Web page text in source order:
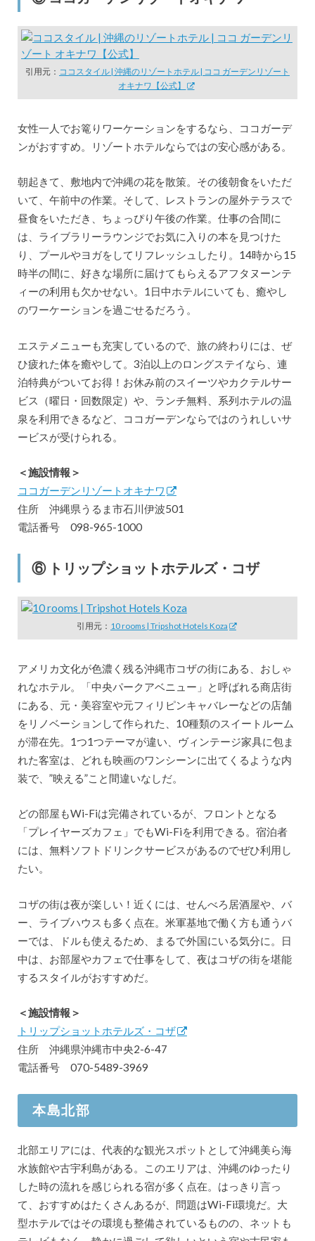
引用元： ココスタイル | 沖縄のリゾートホテル | ココ ガーデンリゾート
オキナワ【公式】
女性一人でお篭りワーケーションをするなら、ココガーデ
ンがおすすめ。リゾートホテルならではの安心感がある。
朝起きて、敷地内で沖縄の花を散策。その後朝食をいただ
いて、午前中の作業。そして、レストランの屋外テラスで
昼食をいただき、ちょっぴり午後の作業。仕事の合間に
は、ライブラリーラウンジでお気に入りの本を見つけた
り、プールやヨガをしてリフレッシュしたり。14時から15
時半の間に、好きな場所に届けてもらえるアフタヌーンテ
ィーの利用も欠かせない。1日中ホテルにいても、癒やし
のワーケーションを過ごせるだろう。
エステメニューも充実しているので、旅の終わりには、ぜ
ひ疲れた体を癒やして。3泊以上のロングステイなら、連
泊特典がついてお得！お休み前のスイーツやカクテルサー
ビス（曜日・回数限定）や、ランチ無料、系列ホテルの温
泉を利用できるなど、ココガーデンならではのうれしいサ
ービスが受けられる。
＜施設情報＞
ココガーデンリゾートオキナワ
住所 沖縄県うるま市石川伊波501
電話番号 098-965-1000
⑥ トリップショットホテルズ・コザ
引用元： 10 rooms | Tripshot Hotels Koza
アメリカ文化が色濃く残る沖縄市コザの街にある、おしゃ
れなホテル。「中央パークアベニュー」と呼ばれる商店街
にある、元・美容室や元フィリピンキャバレーなどの店舗
をリノベーションして作られた、10種類のスイートルーム
が滞在先。1つ1つテーマが違い、ヴィンテージ家具に包ま
れた客室は、どれも映画のワンシーンに出てくるような内
装で、”映える”こと間違いなしだ。
どの部屋もWi-Fiは完備されているが、フロントとなる
「プレイヤーズカフェ」でもWi-Fiを利用できる。宿泊者
には、無料ソフトドリンクサービスがあるのでぜひ利用し
たい。
コザの街は夜が楽しい！近くには、せんべろ居酒屋や、バ
ー、ライブハウスも多く点在。米軍基地で働く方も通うバ
ーでは、ドルも使えるため、まるで外国にいる気分に。日
中は、お部屋やカフェで仕事をして、夜はコザの街を堪能
するスタイルがおすすめだ。
＜施設情報＞
トリップショットホテルズ・コザ
住所 沖縄県沖縄市中央2-6-47
電話番号 070-5489-3969
本島北部
北部エリアには、代表的な観光スポットとして沖縄美ら海
水族館や古宇利島がある。このエリアは、沖縄のゆったり
した時の流れを感じられる宿が多く点在。はっきり言っ
て、おすすめはたくさんあるが、問題はWi-Fi環境だ。大
型ホテルではその環境も整備されているものの、ネットも